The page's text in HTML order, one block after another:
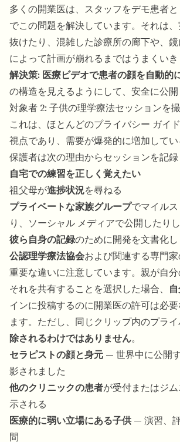
多くの開業医は、スタッフをデモ患者
でこの問題を解決しています。それは
抜けたり、混雑した診療所の廊下や、
によって計画が崩れるまではうまくいき
解決策: 医療ビデオで患者の顔を自動的
の構造を見えるようにして、安全に公開
対象者 2: 子供の理学療法セッションを
これは、ほとんどのプライバシー ガイ
視点であり、需要が爆発的に増加してい
保護者は次の理由からセッションを記録
自宅での練習を正しく覚えたい
祖父母が進捗状況を尋ねる
プライベートな家族グループでマイル
り、ソーシャル メディアで公開したり
彼ら自身の記録のために開発を文書化
公認理学療法協会および関連する専門家
重要な違いに注意しています。親が自分
それを共有することを選択した場合、
インに投稿するのに開業医の許可は必
ます。ただし、同じクリップ内のプラ
除されるわけではありません。
セラピストの顔と身元 — 世界中に公開
影されました
他のクリニックの患者が受付またはジ
示される
医療的に弱い立場にある子供 — 演習、
間